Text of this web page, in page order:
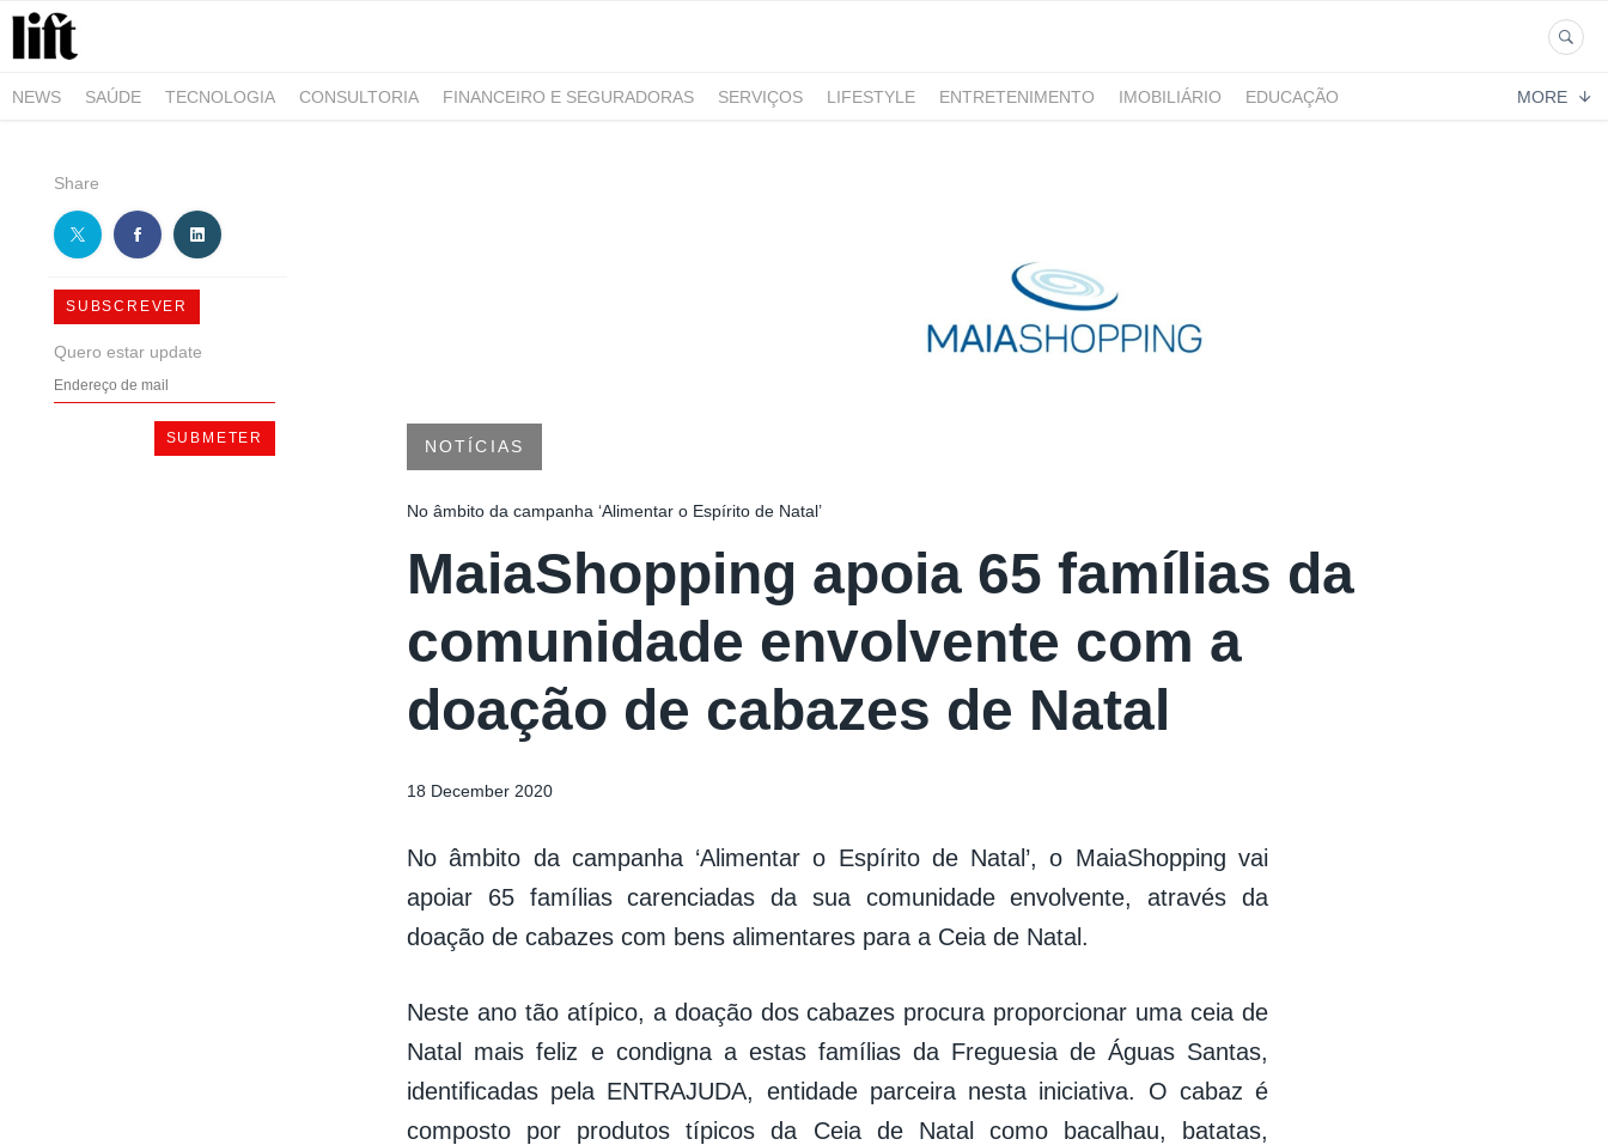
NEWS SAÚDE TECNOLOGIA CONSULTORIA FINANCEIRO E SEGURADORAS SERVIÇOS LIFESTYLE ENTRETENIMENTO IMOBILIÁRIO
EDUCAÇÃO
MORE
Share
SUBSCREVER
Quero estar update
NOTÍCIAS
No âmbito da campanha ‘Alimentar o Espírito de Natal’
MaiaShopping apoia 65 famílias da
comunidade envolvente com a
doação de cabazes de Natal
18 December 2020
No âmbito da campanha ‘Alimentar o Espírito de Natal’, o MaiaShopping vai
apoiar 65 famílias carenciadas da sua comunidade envolvente, através da
doação de cabazes com bens alimentares para a Ceia de Natal.
Neste ano tão atípico, a doação dos cabazes procura proporcionar uma ceia de
Natal mais feliz e condigna a estas famílias da Freguesia de Águas Santas,
identificadas pela ENTRAJUDA, entidade parceira nesta iniciativa. O cabaz é
composto por produtos típicos da Ceia de Natal como bacalhau, batatas,